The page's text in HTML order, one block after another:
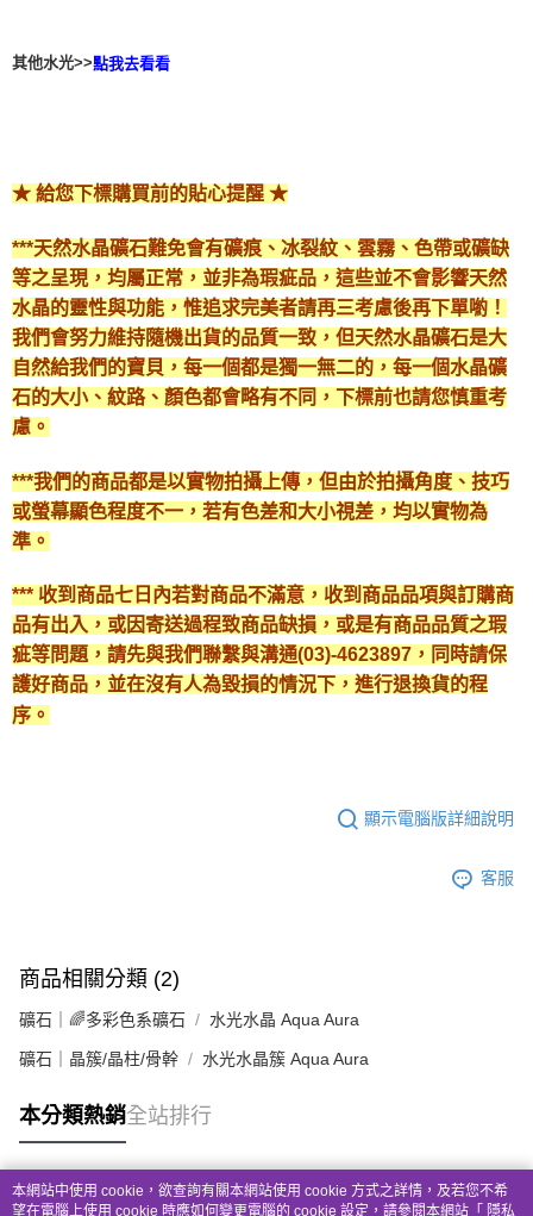
其他水光>>點我去看看
★ 給您下標購買前的貼心提醒 ★
***天然水晶礦石難免會有礦痕、冰裂紋、雲霧、色帶或礦缺
等之呈現，均屬正常，並非為瑕疵品，這些並不會影響天然
水晶的靈性與功能，惟追求完美者請再三考慮後再下單喲！
我們會努力維持隨機出貨的品質一致，但天然水晶礦石是大
自然給我們的寶貝，每一個都是獨一無二的，每一個水晶礦
石的大小、紋路、顏色都會略有不同，下標前也請您慎重考
慮。
***我們的商品都是以實物拍攝上傳，但由於拍攝角度、技巧
或螢幕顯色程度不一，若有色差和大小視差，均以實物為
準。
*** 收到商品七日內若對商品不滿意，收到商品品項與訂購商
品有出入，或因寄送過程致商品缺損，或是有商品品質之瑕
疵等問題，請先與我們聯繫與溝通(03)-4623897，同時請保
護好商品，並在沒有人為毀損的情況下，進行退換貨的程
序。
顯示電腦版詳細說明
客服
商品相關分類 (2)
礦石｜🌈多彩色系礦石 水光水晶 Aqua Aura
礦石｜晶簇/晶柱/骨幹 水光水晶簇 Aqua Aura
本分類熱銷全站排行
熱門標籤
本網站中使用 cookie，欲查詢有關本網站使用 cookie 方式之詳情，及若您不希
望在電腦上使用 cookie 時應如何變更電腦的 cookie 設定，請參閱本網站「 隱私